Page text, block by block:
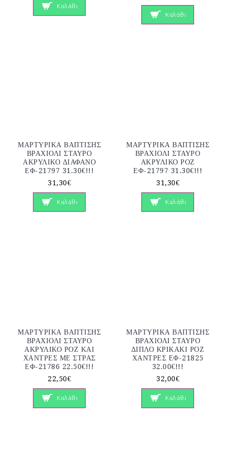
Καλάθι
Καλάθι
ΜΑΡΤΥΡΙΚΑ ΒΑΠΤΙΣΗΣ
ΒΡΑΧΙΟΛΙ ΣΤΑΥΡΟ
ΑΚΡΥΛΙΚΟ ΔΙΑΦΑΝΟ
ΕΦ-21797 31.30€!!!
31,30€
Καλάθι
ΜΑΡΤΥΡΙΚΑ ΒΑΠΤΙΣΗΣ
ΒΡΑΧΙΟΛΙ ΣΤΑΥΡΟ
ΑΚΡΥΛΙΚΟ ΡΟΖ
ΕΦ-21797 31.30€!!!
31,30€
Καλάθι
ΜΑΡΤΥΡΙΚΑ ΒΑΠΤΙΣΗΣ
ΒΡΑΧΙΟΛΙ ΣΤΑΥΡΟ
ΑΚΡΥΛΙΚΟ ΡΟΖ ΚΑΙ
ΧΑΝΤΡΕΣ ΜΕ ΣΤΡΑΣ
ΕΦ-21786 22.50€!!!
22,50€
Καλάθι
ΜΑΡΤΥΡΙΚΑ ΒΑΠΤΙΣΗΣ
ΒΡΑΧΙΟΛΙ ΣΤΑΥΡΟ
ΔΙΠΛΟ ΚΡΙΚΑΚΙ ΡΟΖ
ΧΑΝΤΡΕΣ ΕΦ-21825
32.00€!!!
32,00€
Καλάθι